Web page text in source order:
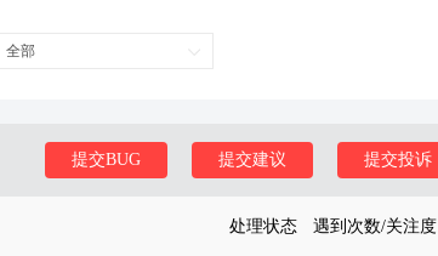
全部
提交投诉
提交建议
提交BUG
处理状态 遇到次数/关注度